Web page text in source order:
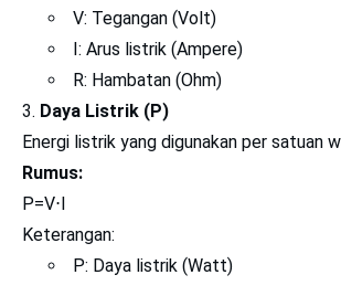
V: Tegangan (Volt)
I: Arus listrik (Ampere)
R: Hambatan (Ohm)
Daya Listrik (P)
Energi listrik yang digunakan per satuan
Rumus:
P=V⋅I
Keterangan:
P: Daya listrik (Watt)